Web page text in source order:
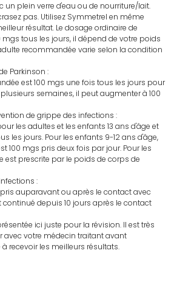
un plein verre d'eau ou de nourriture/lait.
pas. Utilisez Symmetrel en même
résultat. Le dosage ordinaire de
mgs tous les jours, il dépend de votre poids
recommandée varie selon la condition
Parkinson :
est 100 mgs une fois tous les jours pour
semaines, il peut augmenter à 100
de grippe des infections :
les adultes et les enfants 13 ans d'âge et
les jours. Pour les enfants 9-12 ans d'âge,
100 mgs pris deux fois par jour. Pour les
est prescrite par le poids de corps de
:
auparavant ou après le contact avec
continué depuis 10 jours après le contact
ici juste pour la révision. Il est très
avec votre médecin traitant avant
recevoir les meilleurs résultats.